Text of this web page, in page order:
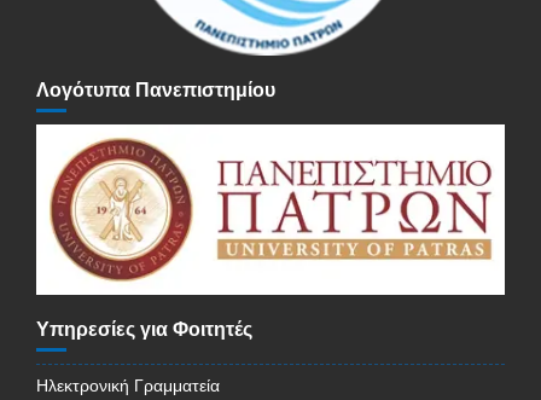
Λογότυπα Πανεπιστημίου
Υπηρεσίες για Φοιτητές
Ηλεκτρονική Γραμματεία